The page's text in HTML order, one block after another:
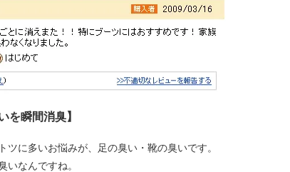
を瞬間消臭】
に多いお悩みが、足の臭い・靴の臭いです。
いなんですね。